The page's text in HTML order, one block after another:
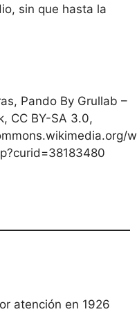
sin que hasta la
Pando By Grullab –
CC BY-SA 3.0,
w
atención en 1926